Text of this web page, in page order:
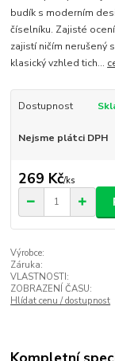
budík s moderním
číselníku. Zajisté
zajistí ničím nerušený
klasický vzhled tich...
Dostupnost
Nejsme plátci DPH
269 Kč/ks
Výrobce:
Záruka:
VLASTNOSTI:
ZOBRAZENÍ ČASU:
Hlídat cenu / dostupnost